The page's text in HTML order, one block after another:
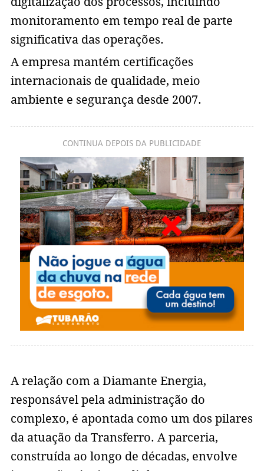
monitoramento em tempo real de parte
significativa das operações.
A empresa mantém certificações
internacionais de qualidade, meio
ambiente e segurança desde 2007.
CONTINUA DEPOIS DA PUBLICIDADE
A relação com a Diamante Energia,
responsável pela administração do
complexo, é apontada como um dos pilares
da atuação da Transferro. A parceria,
construída ao longo de décadas, envolve